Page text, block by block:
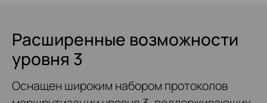
Расширенные возможности
уровня 3
Оснащен широким набором протоколов